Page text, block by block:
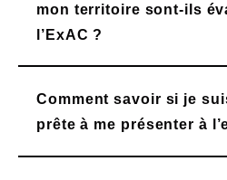
mon territoire sont-ils
l’ExAC ?
Comment savoir si je
prête à me présenter à